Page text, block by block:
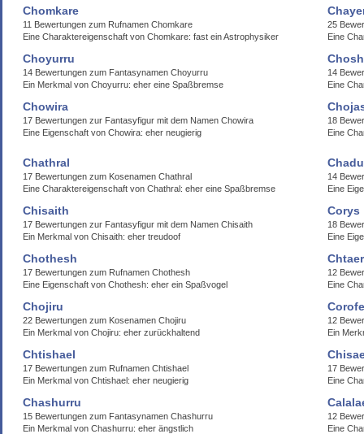
Chomkare
11 Bewertungen zum Rufnamen Chomkare
Eine Charaktereigenschaft von Chomkare: fast ein Astrophysiker
25
Eine
Choyurru
14 Bewertungen zum Fantasynamen Choyurru
Ein Merkmal von Choyurru: eher eine Spaßbremse
14
Eine
Chowira
17 Bewertungen zur Fantasyfigur mit dem Namen Chowira
Eine Eigenschaft von Chowira: eher neugierig
18
Eine
Chathral
17 Bewertungen zum Kosenamen Chathral
Eine Charaktereigenschaft von Chathral: eher eine Spaßbremse
14
Eine
Chisaith
17 Bewertungen zur Fantasyfigur mit dem Namen Chisaith
Ein Merkmal von Chisaith: eher treudoof
Corys
18
Eine
Chothesh
17 Bewertungen zum Rufnamen Chothesh
Eine Eigenschaft von Chothesh: eher ein Spaßvogel
12
Eine
Chojiru
22 Bewertungen zum Kosenamen Chojiru
Ein Merkmal von Chojiru: eher zurückhaltend
12
Ein
Chtishael
17 Bewertungen zum Rufnamen Chtishael
Ein Merkmal von Chtishael: eher neugierig
17
Eine
Chashurru
15 Bewertungen zum Fantasynamen Chashurru
Ein Merkmal von Chashurru: eher ängstlich
12
Eine